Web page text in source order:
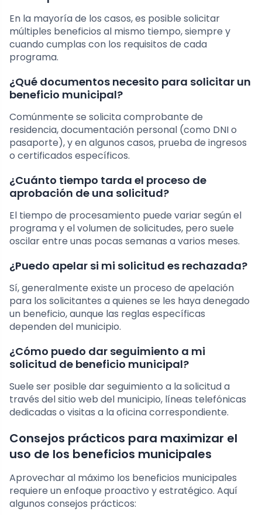
En la mayoría de los casos, es posible solicitar
múltiples beneficios al mismo tiempo, siempre y
cuando cumplas con los requisitos de cada
programa.
¿Qué documentos necesito para solicitar un
beneficio municipal?
Comúnmente se solicita comprobante de
residencia, documentación personal (como DNI o
pasaporte), y en algunos casos, prueba de ingresos
o certificados específicos.
¿Cuánto tiempo tarda el proceso de
aprobación de una solicitud?
El tiempo de procesamiento puede variar según el
programa y el volumen de solicitudes, pero suele
oscilar entre unas pocas semanas a varios meses.
¿Puedo apelar si mi solicitud es rechazada?
Sí, generalmente existe un proceso de apelación
para los solicitantes a quienes se les haya denegado
un beneficio, aunque las reglas específicas
dependen del municipio.
¿Cómo puedo dar seguimiento a mi
solicitud de beneficio municipal?
Suele ser posible dar seguimiento a la solicitud a
través del sitio web del municipio, líneas telefónicas
dedicadas o visitas a la oficina correspondiente.
Consejos prácticos para maximizar el
uso de los beneficios municipales
Aprovechar al máximo los beneficios municipales
requiere un enfoque proactivo y estratégico. Aquí
algunos consejos prácticos: